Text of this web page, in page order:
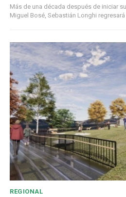
Más de una década después de iniciar
Miguel Bosé, Sebastián Longhi regresará
REGIONAL